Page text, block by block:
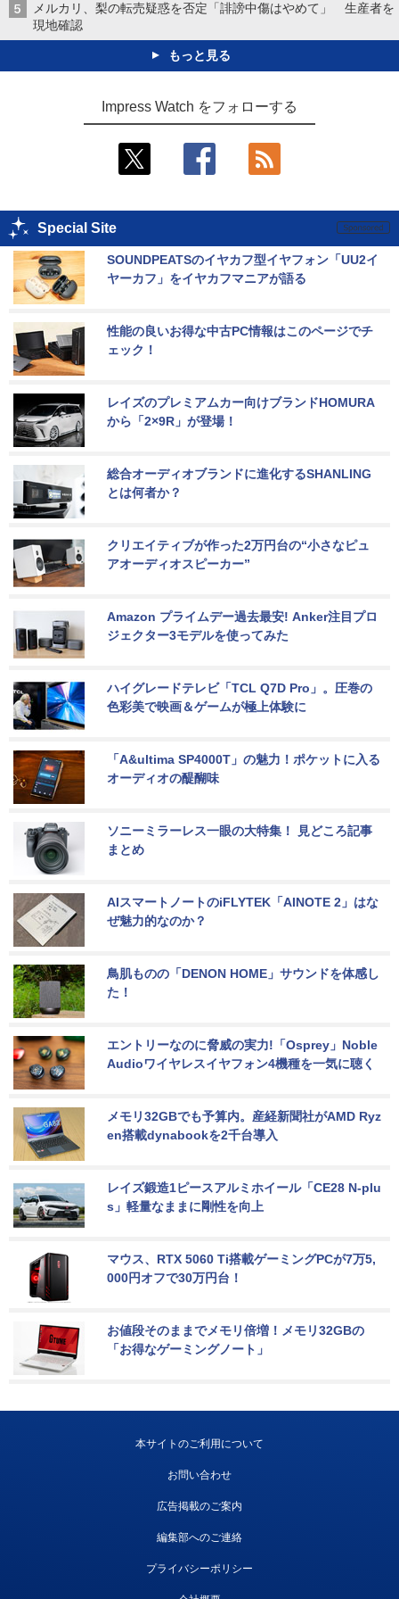
メルカリ、梨の転売疑惑を否定「誹謗中傷はやめて」 生産者を
現地確認
もっと見る
Impress Watch をフォローする
Special Site
SOUNDPEATSのイヤカフ型イヤフォン「UU2イ
ヤーカフ」をイヤカフマニアが語る
性能の良いお得な中古PC情報はこのページでチ
ェック！
レイズのプレミアムカー向けブランドHOMURA
から「2×9R」が登場！
総合オーディオブランドに進化するSHANLING
とは何者か？
クリエイティブが作った2万円台の“小さなピュ
アオーディオスピーカー”
Amazon プライムデー過去最安! Anker注目プロ
ジェクター3モデルを使ってみた
ハイグレードテレビ「TCL Q7D Pro」。圧巻の
色彩美で映画＆ゲームが極上体験に
「A&ultima SP4000T」の魅力！ポケットに入る
オーディオの醍醐味
ソニーミラーレス一眼の大特集！ 見どころ記事
まとめ
AIスマートノートのiFLYTEK「AINOTE 2」はな
ぜ魅力的なのか？
鳥肌ものの「DENON HOME」サウンドを体感し
た！
エントリーなのに脅威の実力!「Osprey」Noble
Audioワイヤレスイヤフォン4機種を一気に聴く
メモリ32GBでも予算内。産経新聞社がAMD Ryz
en搭載dynabookを2千台導入
レイズ鍛造1ピースアルミホイール「CE28 N-plu
s」軽量なままに剛性を向上
マウス、RTX 5060 Ti搭載ゲーミングPCが7万5,
000円オフで30万円台！
お値段そのままでメモリ倍増！メモリ32GBの
「お得なゲーミングノート」
本サイトのご利用について
お問い合わせ
広告掲載のご案内
編集部へのご連絡
プライバシーポリシー